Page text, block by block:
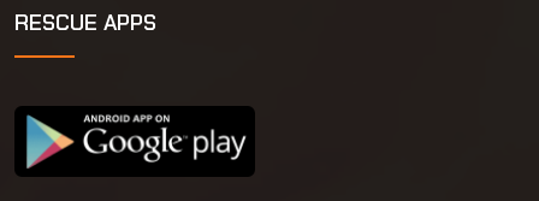
RESCUE APPS